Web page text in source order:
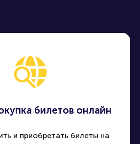
билетов онлайн
и приобретать билеты на